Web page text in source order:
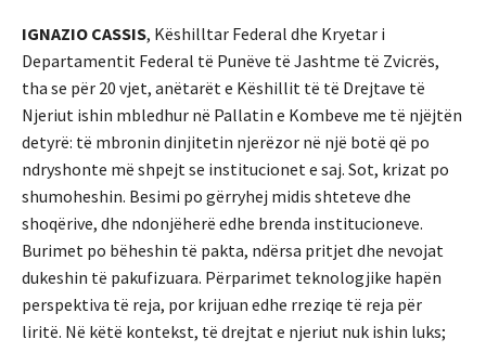
IGNAZIO CASSIS, Këshilltar Federal dhe Kryetar i
Departamentit Federal të Punëve të Jashtme të Zvicrës,
tha se për 20 vjet, anëtarët e Këshillit të të Drejtave të
Njeriut ishin mbledhur në Pallatin e Kombeve me të njëjtën
detyrë: të mbronin dinjitetin njerëzor në një botë që po
ndryshonte më shpejt se institucionet e saj. Sot, krizat po
shumoheshin. Besimi po gërryhej midis shteteve dhe
shoqërive, dhe ndonjëherë edhe brenda institucioneve.
Burimet po bëheshin të pakta, ndërsa pritjet dhe nevojat
dukeshin të pakufizuara. Përparimet teknologjike hapën
perspektiva të reja, por krijuan edhe rreziqe të reja për
liritë. Në këtë kontekst, të drejtat e njeriut nuk ishin luks;